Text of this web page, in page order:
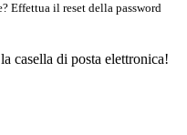
Effettua il reset della password
casella di posta elettronica!